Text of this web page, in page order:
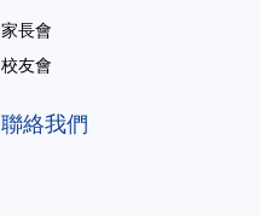
家長會
校友會
聯絡我們